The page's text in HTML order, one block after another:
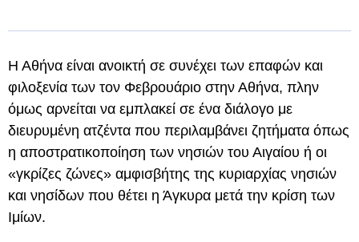
Η Αθήνα είναι ανοικτή σε συνέχει των επαφών και
φιλοξενία των τον Φεβρουάριο στην Αθήνα, πλην
όμως αρνείται να εμπλακεί σε ένα διάλογο με
διευρυμένη ατζέντα που περιλαμβάνει ζητήματα όπως
η αποστρατικοποίηση των νησιών του Αιγαίου ή οι
«γκρίζες ζώνες» αμφισβήτης της κυριαρχίας νησιών
και νησίδων που θέτει η Άγκυρα μετά την κρίση των
Ιμίων.